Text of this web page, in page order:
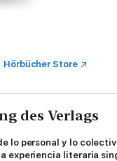
Hörbücher Store
des Verlags
lo personal y lo
experiencia literaria